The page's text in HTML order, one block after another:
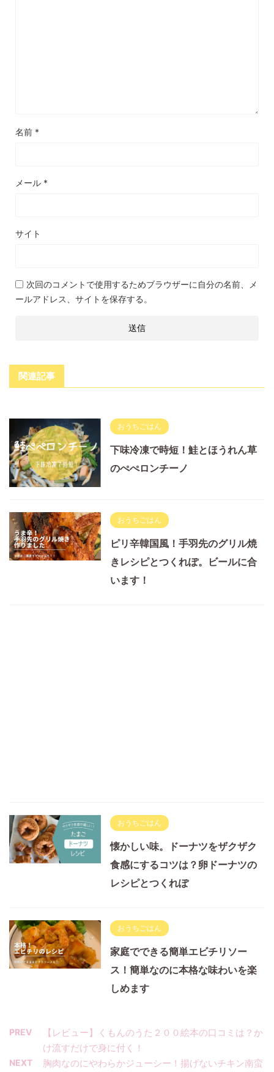
名前 *
メール *
サイト
次回のコメントで使用するためブラウザーに自分の名前、メ
ールアドレス、サイトを保存する。
関連記事
おうちごはん
下味冷凍で時短！鮭とほうれん草
のぺぺロンチーノ
おうちごはん
ピリ辛韓国風！手羽先のグリル焼
きレシピとつくれぽ。ビールに合
います！
おうちごはん
懐かしい味。ドーナツをザクザク
食感にするコツは？卵ドーナツの
レシピとつくれぽ
おうちごはん
家庭でできる簡単エビチリソー
ス！簡単なのに本格な味わいを楽
しめます
PREV
【レビュー】くもんのうた２００絵本の口コミは？か
け流すだけで身に付く！
NEXT
胸肉なのにやわらかジューシー！揚げないチキン南蛮